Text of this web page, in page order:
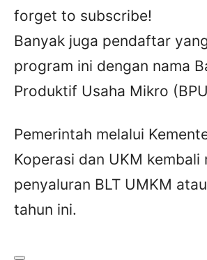
forget to subscribe!
Banyak juga pendaftar
program ini dengan nama
Produktif Usaha Mikro
Pemerintah melalui
Koperasi dan UKM kembali
penyaluran BLT UMKM
tahun ini.